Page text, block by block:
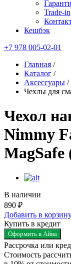
Trade-in
Кешбэк
+7 978 005-02-01
Главная /
Каталог /
Аксессуары /
Чехлы для
Чехол
Nimmy
MagSafe
В наличии
890 ₽
Добавить в
Купить в кредит
Оформить в Айва
Рассрочка или
Стоимость